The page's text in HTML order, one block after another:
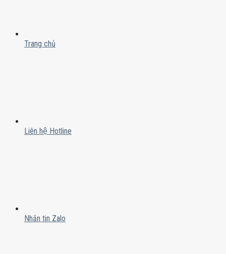
Trang chủ
Liên hệ Hotline
Nhắn tin Zalo